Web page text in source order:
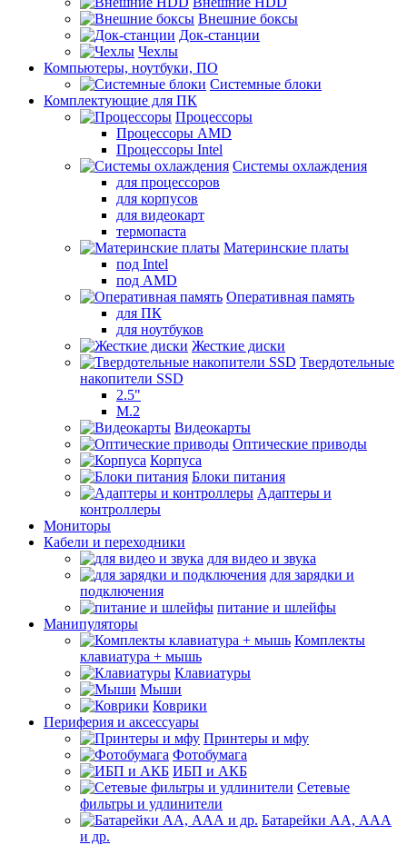
Внешние боксы
Док-станции
Чехлы
Компьютеры, ноутбуки, ПО
Системные блоки
Комплектующие для ПК
Процессоры
Процессоры AMD
Процессоры Intel
Системы охлаждения
для процессоров
для корпусов
для видеокарт
термопаста
Материнские платы
под Intel
под AMD
Оперативная память
для ПК
для ноутбуков
Жесткие диски
Твердотельные
накопители SSD
2.5"
M.2
Видеокарты
Оптические приводы
Корпуса
Блоки питания
Адаптеры и
контроллеры
Мониторы
Кабели и переходники
для видео и звука
для зарядки и
подключения
питание и шлейфы
Манипуляторы
Комплекты
клавиатура + мышь
Клавиатуры
Мыши
Коврики
Периферия и аксессуары
Принтеры и мфу
Фотобумага
ИБП и АКБ
Сетевые
фильтры и удлинители
Батарейки АА, ААА
и др.